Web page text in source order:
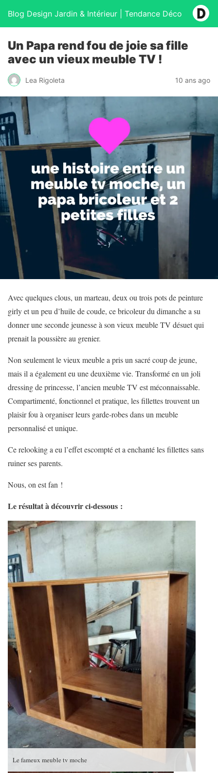
Blog Design Jardin & Intérieur | Tendance Déco
Un Papa rend fou de joie sa fille
avec un vieux meuble TV !
Lea Rigoleta 10 ans ago
Avec quelques clous, un marteau, deux ou trois pots de peinture
girly et un peu d’huile de coude, ce bricoleur du dimanche a su
donner une seconde jeunesse à son vieux meuble TV désuet qui
prenait la poussière au grenier.
Non seulement le vieux meuble a pris un sacré coup de jeune,
mais il a également eu une deuxième vie. Transformé en un joli
dressing de princesse, l’ancien meuble TV est méconnaissable.
Compartimenté, fonctionnel et pratique, les fillettes trouvent un
plaisir fou à organiser leurs garde-robes dans un meuble
personnalisé et unique.
Ce relooking a eu l’effet escompté et a enchanté les fillettes sans
ruiner ses parents.
Nous, on est fan !
Le résultat à découvrir ci-dessous :
Le fameux meuble tv moche